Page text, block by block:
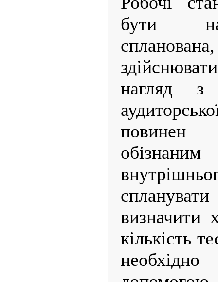
бути
нагляд з
повинен
визначити
кількість